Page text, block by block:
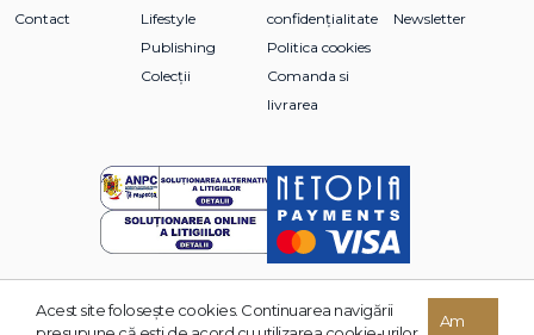
Contact
Lifestyle
Publishing
Colecții
confidențialitate
Politica cookies
Comanda si
livrarea
Newsletter
© 2026 Grupul Editorial TREI. Toate drepturile rezervate.
Acest site foloseşte cookies. Continuarea navigării
Am